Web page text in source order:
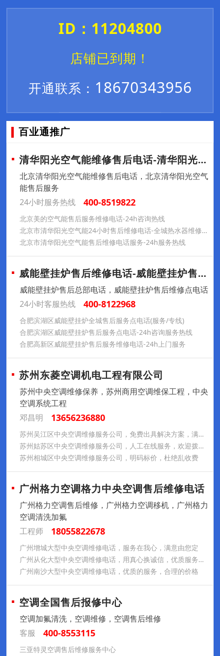
ID：11204800
店铺已到期！
开通联系： 18670343956
百业通推广
清华阳光空气能维修售后电话-清华阳光空气
北京清华阳光空气能维修售后电话，北京清华阳光空气
能售后服务
24小时服务热线
400-8519822
北京美的空气能售后服务维修电话-24h咨询热线
北京市清华阳光空气能24小时售后维修电话-全城热水器维修清洗
北京市清华阳光空气能售后维修电话服务-24h服务热线
威能壁挂炉售后维修电话-威能壁挂炉售后服
威能壁挂炉售后总部电话，威能壁挂炉售后维修点电话
24小时客服热线
400-8122968
合肥滨湖区威能壁挂炉全城售后服务点电话(服务/专线)
合肥滨湖区威能壁挂炉售后服务点电话-24h咨询服务热线
合肥高新区威能壁挂炉售后服务维修电话-24h上门服务
苏州东菱空调机电工程有限公司
苏州中央空调维修保养，苏州商用空调维保工程，中央
空调系统工程
邓昌明
13656236880
苏州吴江区中央空调维修服务公司，免费出具解决方案，满意后再施工
苏州姑苏区中央空调维修服务公司，人工在线服务，欢迎拨打电话
苏州相城区中央空调维修服务公司，明码标价，杜绝乱收费
广州格力空调格力中央空调售后维修电话
广州格力空调售后维修，广州格力空调移机，广州格力
空调清洗加氟
工程师
18055822678
广州增城大型中央空调维修电话，服务在我心，满意由您定
广州从化大型中央空调维修电话，用真心换诚信，优质服务请放心
广州南沙大型中央空调维修电话，优质的服务，合理的价格
空调全国售后报修中心
空调加氟清洗，空调维修，空调售后维修
客服
400-8553115
三亚特灵空调售后维修服务中心